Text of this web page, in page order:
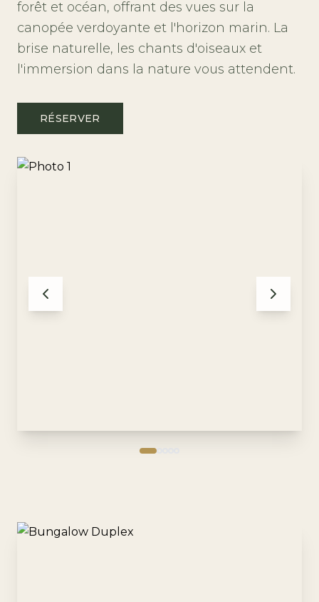
forêt et océan, offrant des vues sur la
canopée verdoyante et l'horizon marin. La
brise naturelle, les chants d'oiseaux et
l'immersion dans la nature vous attendent.
RÉSERVER